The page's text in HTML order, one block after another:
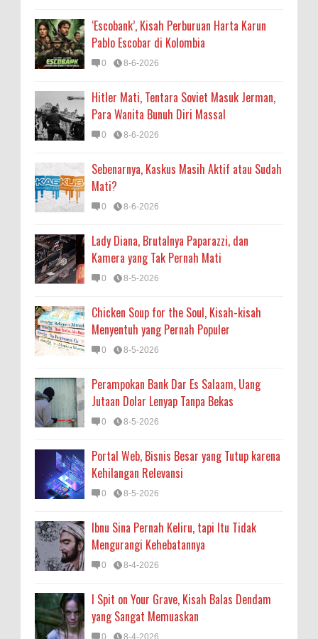
‘Escobank’, Kisah Perburuan Harta Karun
Pablo Escobar di Kolombia
0 8-6-2026
Hitler Mati, Tentara Soviet Masuk Jerman,
Para Wanita Bunuh Diri Massal
0 8-6-2026
Sebenarnya, Kaskus Masih Aktif atau Sudah
Mati?
0 8-6-2026
Lady Diana, Brutalnya Paparazzi, dan
Kamera yang Tak Pernah Mati
0 8-5-2026
Chicken Soup for the Soul, Kisah-kisah
Menyentuh yang Pernah Populer
0 8-5-2026
Perampokan Bank Dar Es Salaam, Uang
Jutaan Dolar Lenyap Tanpa Bekas
0 8-5-2026
Portal Web, Bisnis Besar yang Tutup karena
Kehilangan Relevansi
0 8-5-2026
Ibnu Sina Pernah Keliru, tapi Itu Tidak
Mengurangi Kehebatannya
0 8-4-2026
I Spit on Your Grave, Kisah Balas Dendam
yang Sangat Memuaskan
0 8-4-2026